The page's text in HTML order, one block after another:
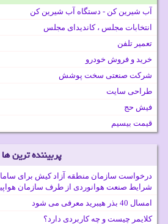
آب شیرین کن - دستگاه آب شیرین کن
انتخابات مجلس ، کاندیدای مجلس
تعمیر تلفن
خرید و فروش خودرو
شرکت صنعتی سخت پوشش
طراحی سایت
فیش حج
قیمت بیسیم
پربیننده ترین ها
درخواست سازمان منطقه آزاد کیش برای
شرایط صنعت هوانوردی از طرف سازمان
امسال 40 بذر هیبرید معرفی می شود
کلایمر چیست و چه کاربردی دارد؟